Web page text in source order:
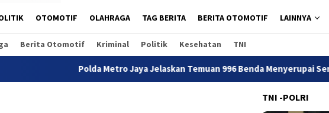
OTOMOTIF OLAHRAGA TAG BERITA BERITA OTOMOTIF LAINNYA
Berita Otomotif Kriminal Politik Kesehatan TNI
Metro Jaya Jelaskan Temuan 996 Benda Menyerupai Senjata di Yayasan Jaksel
TNI -POLRI